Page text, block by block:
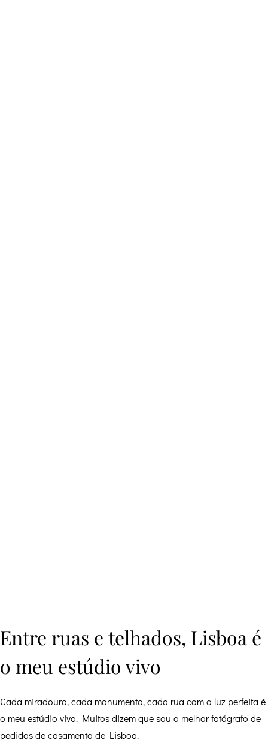
Entre ruas e telhados, Lisboa é
o meu estúdio vivo
Cada miradouro, cada monumento, cada rua com a luz perfeita é
o meu estúdio vivo. Muitos dizem que sou o melhor fotógrafo de
pedidos de casamento de Lisboa.